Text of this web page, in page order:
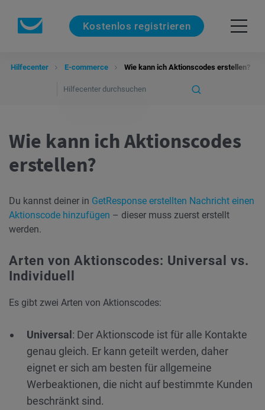
Kostenlos registrieren
Hilfecenter E-commerce Wie kann ich Aktionscodes erstellen?
Wie kann ich Aktionscodes
erstellen?
Du kannst deiner in GetResponse erstellten Nachricht einen
Aktionscode hinzufügen – dieser muss zuerst erstellt
werden.
Arten von Aktionscodes: Universal vs.
Individuell
Es gibt zwei Arten von Aktionscodes:
Universal : Der Aktionscode ist für alle Kontakte
genau gleich. Er kann geteilt werden, daher
eignet er sich am besten für allgemeine
Werbeaktionen, die nicht auf bestimmte Kunden
beschränkt sind.